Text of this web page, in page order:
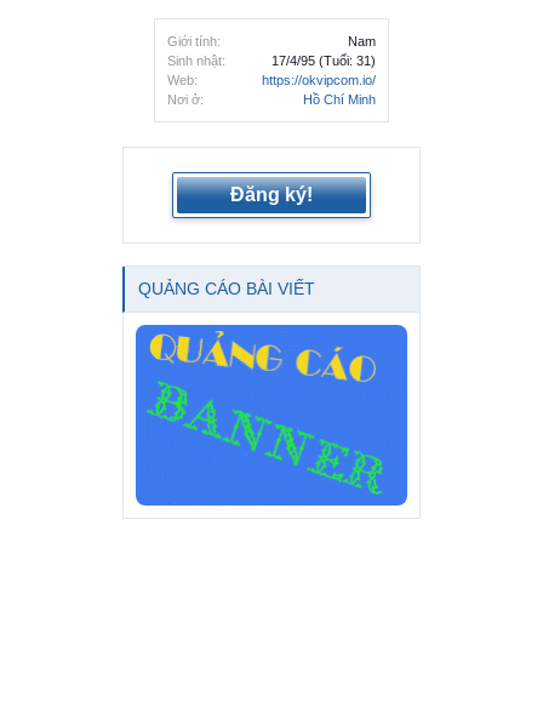
Giới tính:
Nam
Sinh nhật:
17/4/95 (Tuổi: 31)
Web:
https://okvipcom.io/
Nơi ở:
Hồ Chí Minh
Đăng ký!
QUẢNG CÁO BÀI VIẾT